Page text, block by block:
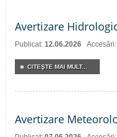
Avertizare
Publicat: 12.06.2026
CITEŞTE MAI MULT...
Avertizare